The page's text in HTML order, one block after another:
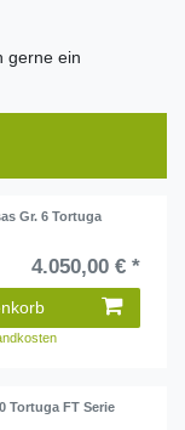
gerne ein
Gr. 6 Tortuga
4.050,00 € *
Tortuga FT Serie